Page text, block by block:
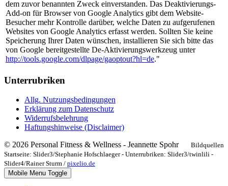
dem zuvor benannten Zweck einverstanden. Das Deaktivierungs-
Add-on für Browser von Google Analytics gibt dem Website-
Besucher mehr Kontrolle darüber, welche Daten zu aufgerufenen
Websites von Google Analytics erfasst werden. Sollten Sie keine
Speicherung Ihrer Daten wünschen, installieren Sie sich bitte das
von Google bereitgestellte De-Aktivierungswerkzeug unter
http://tools.google.com/dlpage/gaoptout?hl=de."
Unterrubriken
Allg. Nutzungsbedingungen
Erklärung zum Datenschutz
Widerrufsbelehrung
Haftungshinweise (Disclaimer)
© 2026 Personal Fitness & Wellness - Jeannette Spohr Bildquellen
Startseite: Slider3/Stephanie Hofschlaeger - Unterrubriken: Slider3/twinlili -
Slider4/Rainer Sturm / pixelio.de
Mobile Menu Toggle